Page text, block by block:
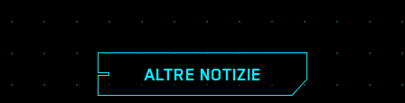
ALTRE NOTIZIE